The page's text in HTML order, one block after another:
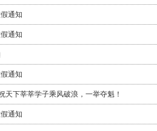
通知
通知
通知
天下莘莘学子乘风破浪，一举夺魁！
通知